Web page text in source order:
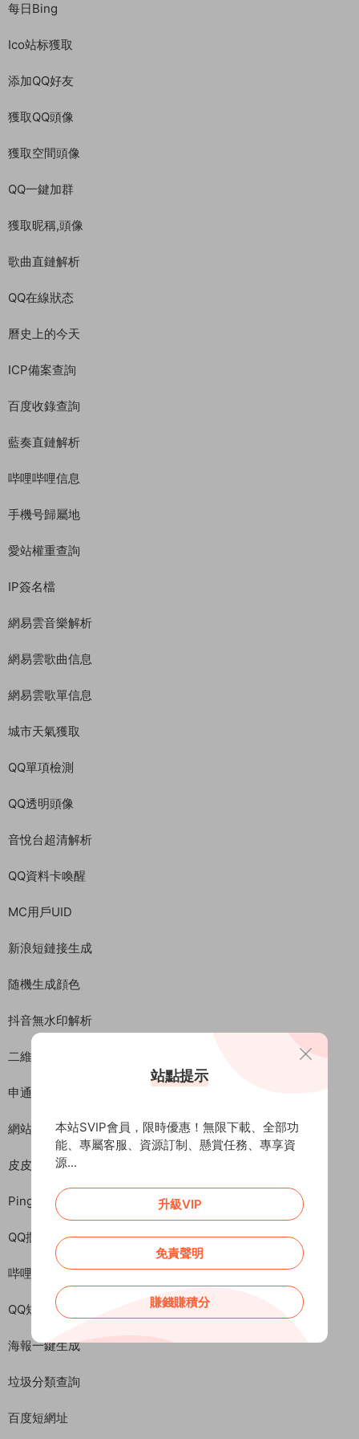
每日Bing
Ico站标獲取
添加QQ好友
獲取QQ頭像
獲取空間頭像
QQ一鍵加群
獲取昵稱,頭像
歌曲直鏈解析
QQ在線狀态
曆史上的今天
ICP備案查詢
百度收錄查詢
藍奏直鏈解析
哔哩哔哩信息
手機号歸屬地
愛站權重查詢
IP簽名檔
網易雲音樂解析
網易雲歌曲信息
網易雲歌單信息
城市天氣獲取
QQ單項檢測
QQ透明頭像
音悅台超清解析
QQ資料卡喚醒
MC用戶UID
新浪短鏈接生成
随機生成顔色
抖音無水印解析
二維碼解析
申通快遞查詢
網站服務器信息
皮皮蝦去水印
Ping檢測
QQ攔截檢測
哔哩哔哩封面圖
QQ短鏈接生成
海報一鍵生成
垃圾分類查詢
百度短網址
站點提示
本站SVIP會員，限時優惠！無限下載、全部功
能、專屬客服、資源訂制、懸賞任務、專享資
源...
升級VIP
免責聲明
賺錢賺積分